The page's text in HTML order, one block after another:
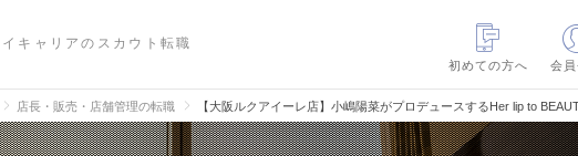
キャリアのスカウト転職
初めての方へ
会
店長・販売・店舗管理の転職 【大阪ルクアイーレ店】小嶋陽菜がプロデュースするHer lip to